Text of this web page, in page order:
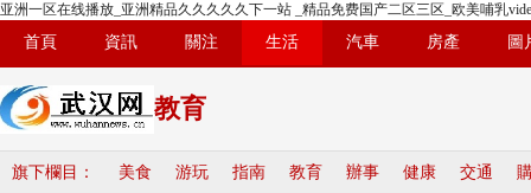
亚洲一区在线播放_亚洲精品久久久久久下一站 _精品免费国产二区三区_欧美哺乳
首頁 資訊 關注 生活 汽車 房產 圖
教育
旗下欄目： 美食 游玩 指南 教育 辦事 健康 交通